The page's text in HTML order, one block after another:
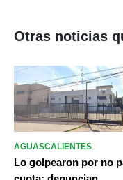
Otras noticias
AGUASCALIENTES
Lo golpearon por no